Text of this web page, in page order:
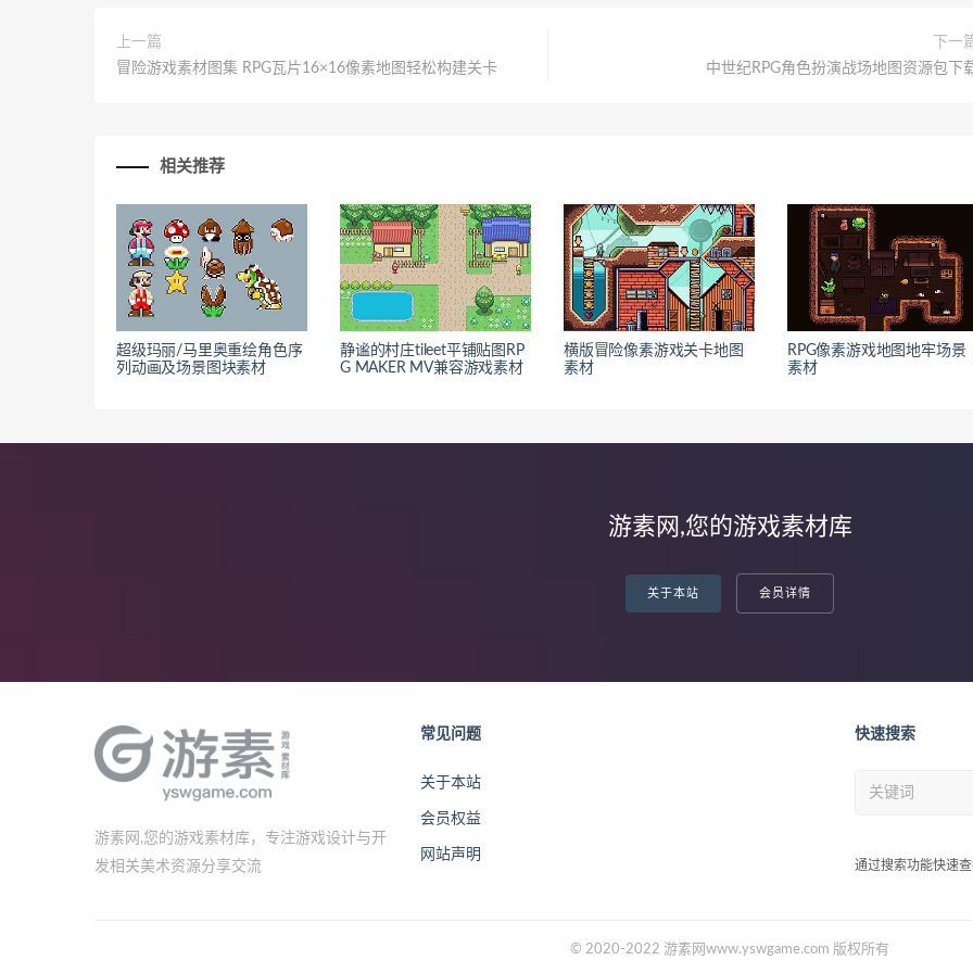
上一篇
冒险游戏素材图集 RPG瓦片16×16像素地图轻松构建关卡
下一
中世纪RPG角色扮演战场地图资源包下
相关推荐
超级玛丽/马里奥重绘角色序
列动画及场景图块素材
静谧的村庄tileet平铺贴图RP
G MAKER MV兼容游戏素材
横版冒险像素游戏关卡地图
素材
RPG像素游戏地图地牢场景
素材
游素网,您的游戏素材库
关于本站 会员详情
游素网,您的游戏素材库，专注游戏设计与开
发相关美术资源分享交流
常见问题
关于本站
会员权益
网站声明
快速搜索
通过搜索功能快速
© 2020-2022 游素网www.yswgame.com 版权所有